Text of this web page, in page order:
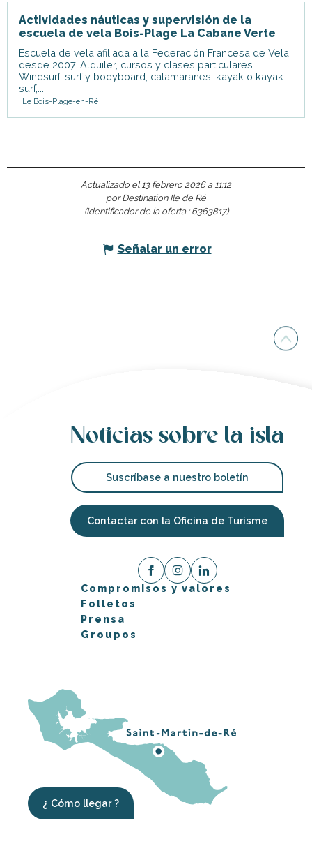
Actividades náuticas y supervisión de la
escuela de vela Bois-Plage La Cabane Verte
Escuela de vela afiliada a la Federación Francesa de Vela
desde 2007. Alquiler, cursos y clases particulares.
Windsurf, surf y bodyboard, catamaranes, kayak o kayak
surf,...
Le Bois-Plage-en-Ré
Actualizado el 13 febrero 2026 a 11:12
por Destination Ile de Ré
(Identificador de la oferta : 6363817)
Señalar un error
Noticias sobre la isla
Suscríbase a nuestro boletín
Contactar con la Oficina de Turisme
Compromisos y valores
Folletos
Prensa
Groupos
¿ Cómo llegar ?